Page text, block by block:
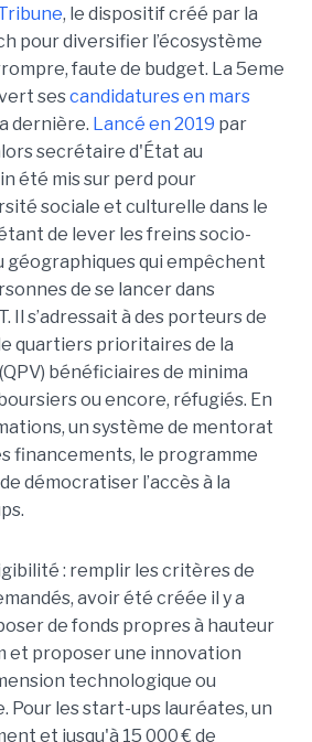
, le dispositif créé par la
pour diversifier l’écosystème
faute de budget. La 5eme
sescandidatures en mars
dernière. Lancé en 2019 par
secrétaire d'État au
été mis sur perd pour
sociale et culturelle dans le
de lever les freins socio-
géographiques qui empêchent
de se lancer dans
Il s’adressait à des porteurs de
quartiers prioritaires de la
bénéficiaires de minima
ou encore, réfugiés. En
un système de mentorat
financements, le programme
démocratiser l’accès à la
: remplir les critères de
avoir été créée il y a
de fonds propres à hauteur
et proposer une innovation
technologique ou
Pour les start-ups lauréates, un
et jusqu'à 15 000 € de